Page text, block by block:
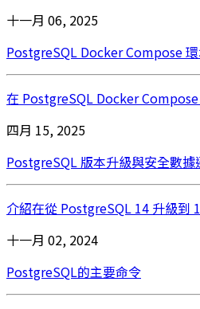
十一月 06, 2025
PostgreSQL Docker Compose
在 PostgreSQL Docker
四月 15, 2025
PostgreSQL 版本升級與安全數據
介紹在從 PostgreSQL 14 升級到
十一月 02, 2024
PostgreSQL的主要命令